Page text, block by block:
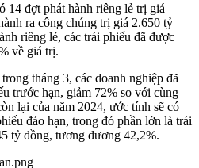
14 đợt phát hành riêng lẻ trị giá
ra công chúng trị giá 2.650 tỷ
riêng lẻ, các trái phiếu đã được
về giá trị.
tháng 3, các doanh nghiệp đã
trước hạn, giảm 72% so với cùng
lại của năm 2024, ước tính sẽ có
đáo hạn, trong đó phần lớn là trái
tỷ đồng, tương đương 42,2%.